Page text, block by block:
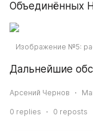
Объединённых
Изображение №5:
Дальнейшие
Арсений Чернов
0 replies 0 reposts